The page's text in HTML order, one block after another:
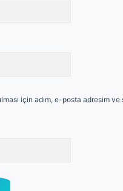
için adım, e-posta adresim